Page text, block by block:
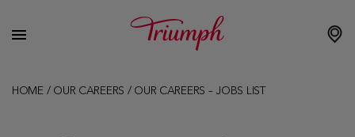
HOME/ OUR CAREERS / OUR CAREERS – JOBS LIST